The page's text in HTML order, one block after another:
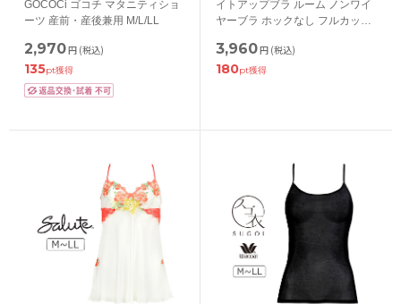
GOCOCi ゴコチ マタニティショ
ーツ 産前・産後兼用 M/L/LL
2,970円 (税込)
135pt獲得
イトアップブラ ルーム ノンワイ
ヤーブラ ホックなし フルカップ
3,960円 (税込)
180pt獲得